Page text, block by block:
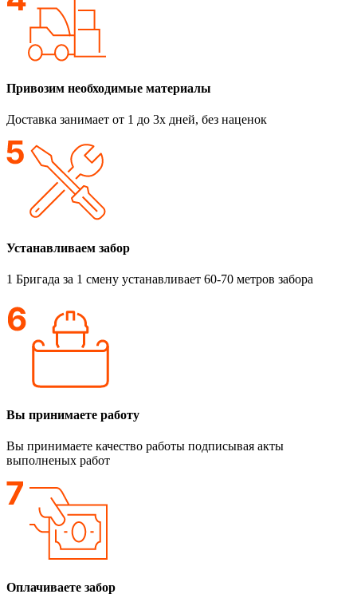
Привозим необходимые материалы
Доставка занимает от 1 до 3х дней, без наценок
Устанавливаем забор
1 Бригада за 1 смену устанавливает 60-70 метров забора
Вы принимаете работу
Вы принимаете качество работы подписывая акты
выполненых работ
Оплачиваете забор